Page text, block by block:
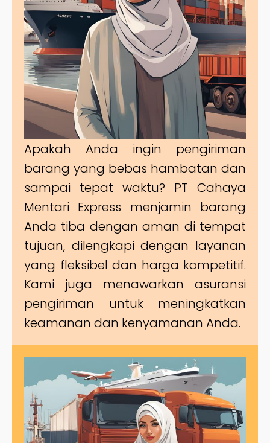
Apakah Anda ingin pengiriman
barang yang bebas hambatan dan
sampai tepat waktu? PT Cahaya
Mentari Express menjamin barang
Anda tiba dengan aman di tempat
tujuan, dilengkapi dengan layanan
yang fleksibel dan harga kompetitif.
Kami juga menawarkan asuransi
pengiriman untuk meningkatkan
keamanan dan kenyamanan Anda.